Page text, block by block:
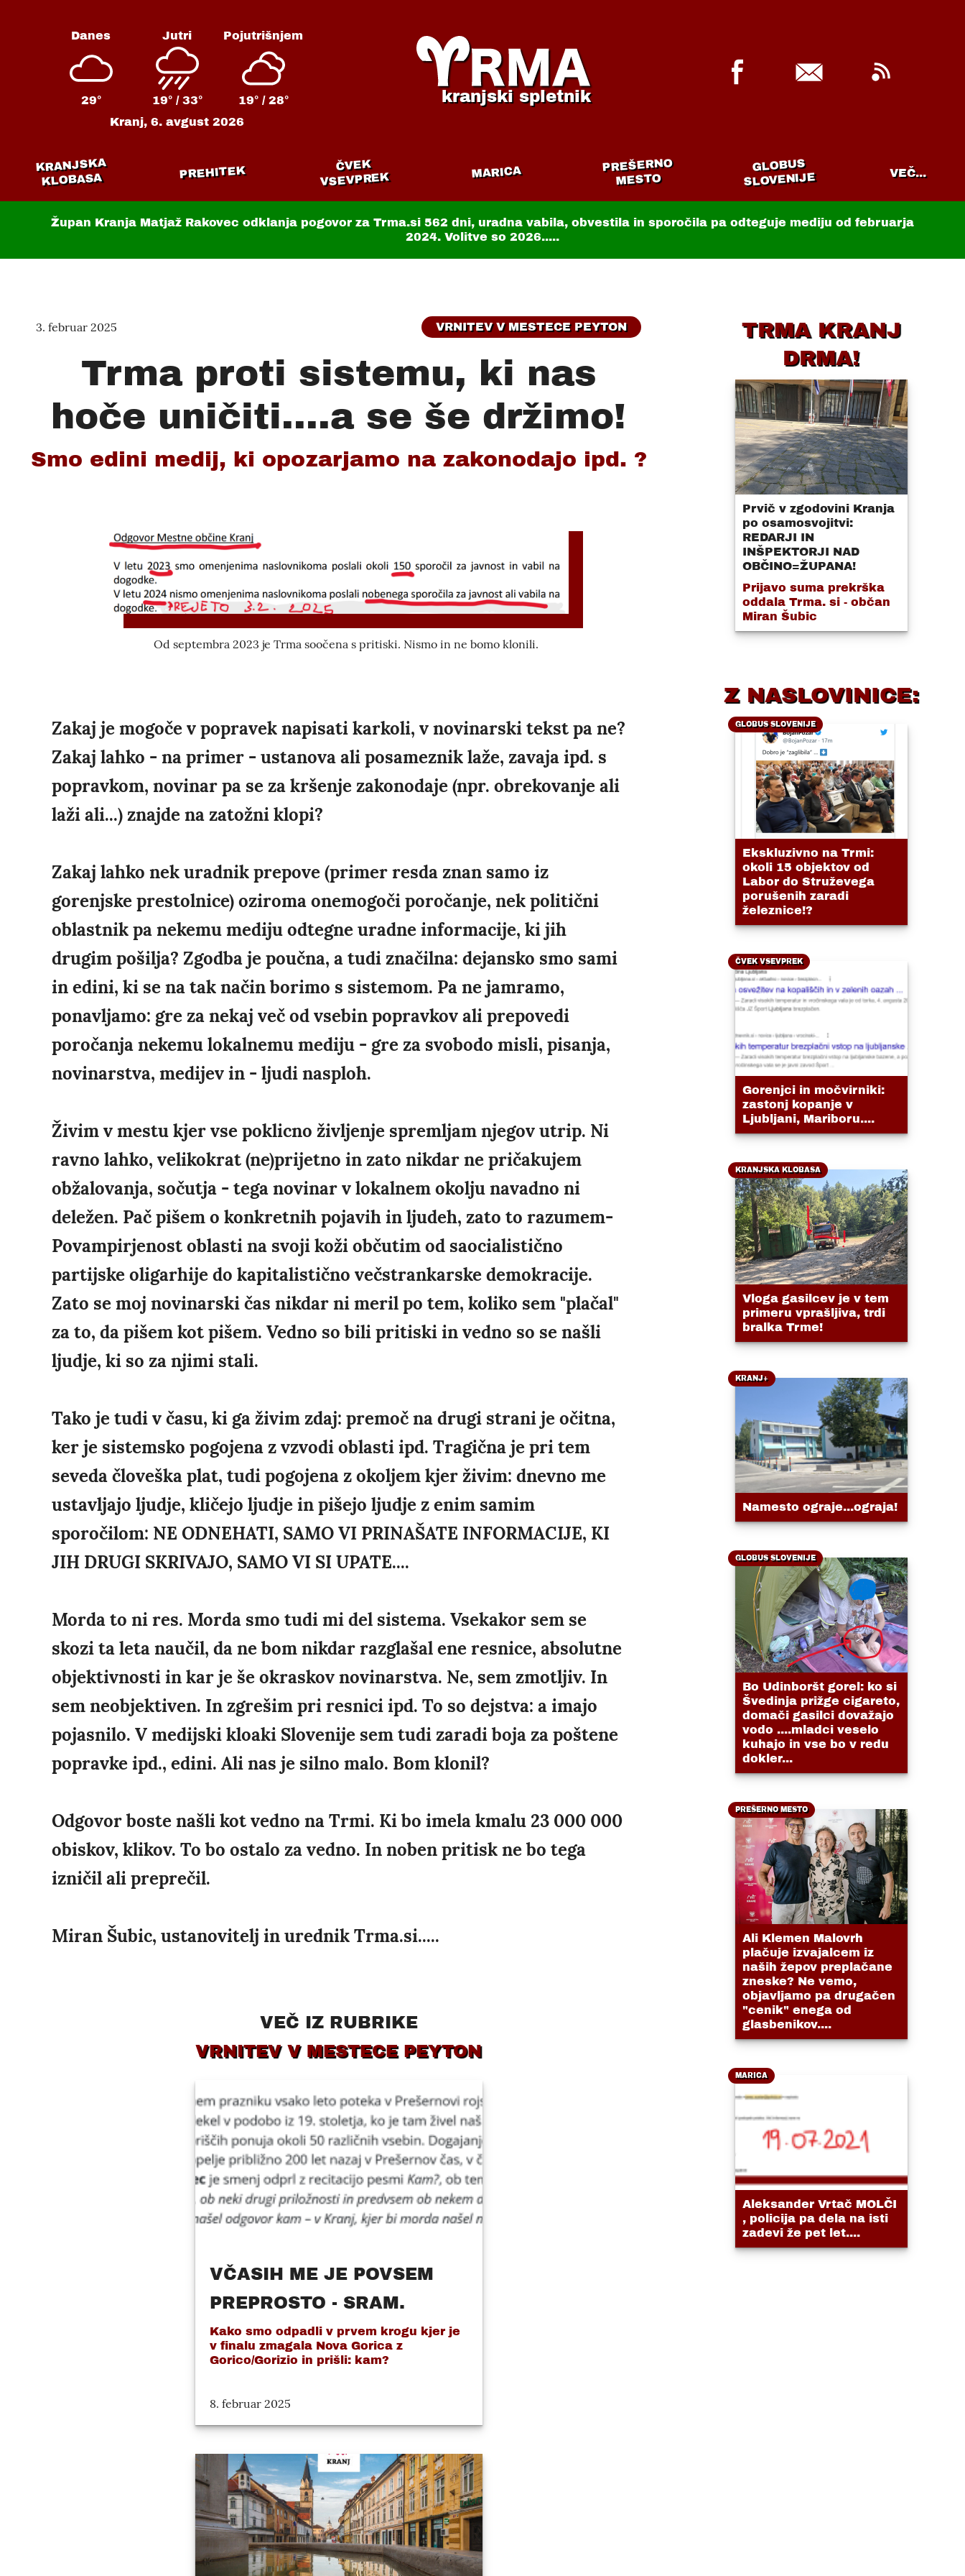
Danes
29°
Jutri
19° / 33°
Pojutrišnjem
19° / 28°
Kranj,6. avgust 2026
kranjski spletnik
KRANJSKA
KLOBASA PREHITEK ČVEK
VSEVPREK MARICA PREŠERNO
MESTO
GLOBUS
SLOVENIJE VEČ...
Župan Kranja Matjaž Rakovec odklanja pogovor za Trma.si 562 dni, uradna vabila, obvestila in sporočila pa odteguje mediju od februarja
2024. Volitve so 2026.....
3. februar 2025 VRNITEV V MESTECE PEYTON
Trma proti sistemu, ki nas
hoče uničiti....a se še držimo!
Smo edini medij, ki opozarjamo na zakonodajo ipd. ?
Od septembra 2023 je Trma soočena s pritiski. Nismo in ne bomo klonili.
Zakaj je mogoče v popravek napisati karkoli, v novinarski tekst pa ne?
Zakaj lahko - na primer - ustanova ali posameznik laže, zavaja ipd. s
popravkom, novinar pa se za kršenje zakonodaje (npr. obrekovanje ali
laži ali...) znajde na zatožni klopi?
Zakaj lahko nek uradnik prepove (primer resda znan samo iz
gorenjske prestolnice) oziroma onemogoči poročanje, nek politični
oblastnik pa nekemu mediju odtegne uradne informacije, ki jih
drugim pošilja? Zgodba je poučna, a tudi značilna: dejansko smo sami
in edini, ki se na tak način borimo s sistemom. Pa ne jamramo,
ponavljamo: gre za nekaj več od vsebin popravkov ali prepovedi
poročanja nekemu lokalnemu mediju - gre za svobodo misli, pisanja,
novinarstva, medijev in - ljudi nasploh.
Živim v mestu kjer vse poklicno življenje spremljam njegov utrip. Ni
ravno lahko, velikokrat (ne)prijetno in zato nikdar ne pričakujem
obžalovanja, sočutja - tega novinar v lokalnem okolju navadno ni
deležen. Pač pišem o konkretnih pojavih in ljudeh, zato to razumem-
Povampirjenost oblasti na svoji koži občutim od saocialistično
partijske oligarhije do kapitalistično večstrankarske demokracije.
Zato se moj novinarski čas nikdar ni meril po tem, koliko sem "plačal"
za to, da pišem kot pišem. Vedno so bili pritiski in vedno so se našli
ljudje, ki so za njimi stali.
Tako je tudi v času, ki ga živim zdaj: premoč na drugi strani je očitna,
ker je sistemsko pogojena z vzvodi oblasti ipd. Tragična je pri tem
seveda človeška plat, tudi pogojena z okoljem kjer živim: dnevno me
ustavljajo ljudje, kličejo ljudje in pišejo ljudje z enim samim
sporočilom: NE ODNEHATI, SAMO VI PRINAŠATE INFORMACIJE, KI
JIH DRUGI SKRIVAJO, SAMO VI SI UPATE....
Morda to ni res. Morda smo tudi mi del sistema. Vsekakor sem se
skozi ta leta naučil, da ne bom nikdar razglašal ene resnice, absolutne
objektivnosti in kar je še okraskov novinarstva. Ne, sem zmotljiv. In
sem neobjektiven. In zgrešim pri resnici ipd. To so dejstva: a imajo
pojasnilo. V medijski kloaki Slovenije sem tudi zaradi boja za poštene
popravke ipd., edini. Ali nas je silno malo. Bom klonil?
Odgovor boste našli kot vedno na Trmi. Ki bo imela kmalu 23 000 000
obiskov, klikov. To bo ostalo za vedno. In noben pritisk ne bo tega
izničil ali preprečil.
Miran Šubic, ustanovitelj in urednik Trma.si.....
VEČ IZ RUBRIKE
VRNITEV V MESTECE PEYTON
VČASIH ME JE POVSEM
PREPROSTO - SRAM.
Kako smo odpadli v prvem krogu kjer je
v finalu zmagala Nova Gorica z
Gorico/Gorizio in prišli: kam?
8. februar 2025
TRMA KRANJ
DRMA!
Prvič v zgodovini Kranja
po osamosvojitvi:
REDARJI IN
INŠPEKTORJI NAD
OBČINO=ŽUPANA!
Prijavo suma prekrška
oddala Trma. si - občan
Miran Šubic
Z NASLOVINICE:
GLOBUS SLOVENIJE
Ekskluzivno na Trmi:
okoli 15 objektov od
Labor do Struževega
porušenih zaradi
železnice!?
ČVEK VSEVPREK
Gorenjci in močvirniki:
zastonj kopanje v
Ljubljani, Mariboru....
KRANJSKA KLOBASA
Vloga gasilcev je v tem
primeru vprašljiva, trdi
bralka Trme!
KRANJ+
Namesto ograje...ograja!
GLOBUS SLOVENIJE
Bo Udinboršt gorel: ko si
Švedinja prižge cigareto,
domači gasilci dovažajo
vodo ....mladci veselo
kuhajo in vse bo v redu
dokler...
PREŠERNO MESTO
Ali Klemen Malovrh
plačuje izvajalcem iz
naših žepov preplačane
zneske? Ne vemo,
objavljamo pa drugačen
"cenik" enega od
glasbenikov....
MARICA
Aleksander Vrtač MOLČI
, policija pa dela na isti
zadevi že pet let....